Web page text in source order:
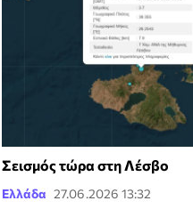
Σεισμός τώρα στη Λέσβο
Ελλάδα 27.06.2026 13:32